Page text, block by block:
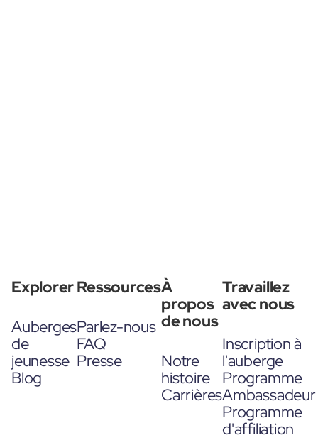
Explorer
Auberges
de
jeunesse
Blog
Ressources
Parlez-nous
FAQ
Presse
À
propos
de nous
Notre
histoire
Carrières
Travaillez
avec nous
Inscription à
l'auberge
Programme
Ambassadeur
Programme
d'affiliation